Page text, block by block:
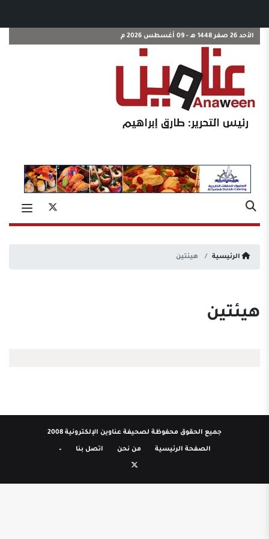
الأحد 26 صفر 1448 هـ - 09 أغسطس 2026 م
الرئيسية هيئتين
هيئتين
جميع الحقوق محفوظة لصحيفة عناوين الإلكترونية 2008
الصفحة الرئيسية من نحن اتصل بنا –